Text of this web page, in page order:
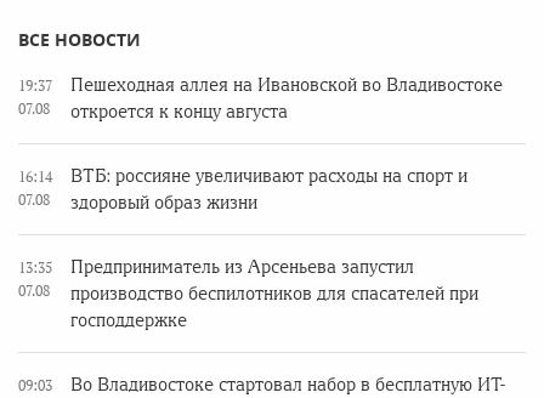
ВСЕ НОВОСТИ
19:37
07.08
Пешеходная аллея на Ивановской во Владивостоке
откроется к концу августа
16:14
07.08
ВТБ: россияне увеличивают расходы на спорт и
здоровый образ жизни
13:35
07.08
Предприниматель из Арсеньева запустил
производство беспилотников для спасателей при
господдержке
09:03
Во Владивостоке стартовал набор в бесплатную ИТ-